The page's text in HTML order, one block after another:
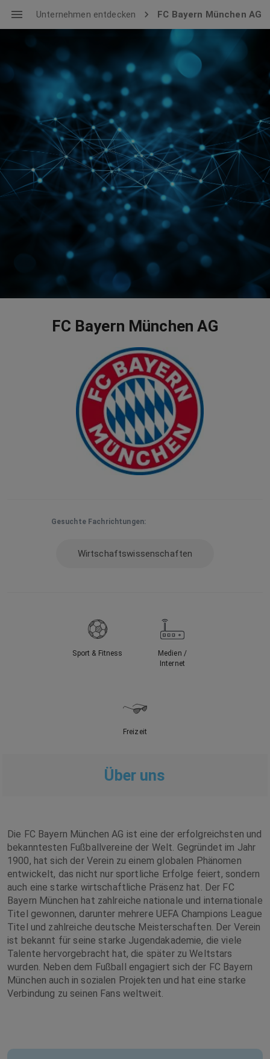
Unternehmen entdecken FC Bayern München AG
FC Bayern München AG
Gesuchte Fachrichtungen:
Wirtschaftswissenschaften
Sport & Fitness
Medien /
Internet
Freizeit
Über uns
Die FC Bayern München AG ist eine der erfolgreichsten und
bekanntesten Fußballvereine der Welt. Gegründet im Jahr
1900, hat sich der Verein zu einem globalen Phänomen
entwickelt, das nicht nur sportliche Erfolge feiert, sondern
auch eine starke wirtschaftliche Präsenz hat. Der FC
Bayern München hat zahlreiche nationale und internationale
Titel gewonnen, darunter mehrere UEFA Champions League
Titel und zahlreiche deutsche Meisterschaften. Der Verein
ist bekannt für seine starke Jugendakademie, die viele
Talente hervorgebracht hat, die später zu Weltstars
wurden. Neben dem Fußball engagiert sich der FC Bayern
München auch in sozialen Projekten und hat eine starke
Verbindung zu seinen Fans weltweit.